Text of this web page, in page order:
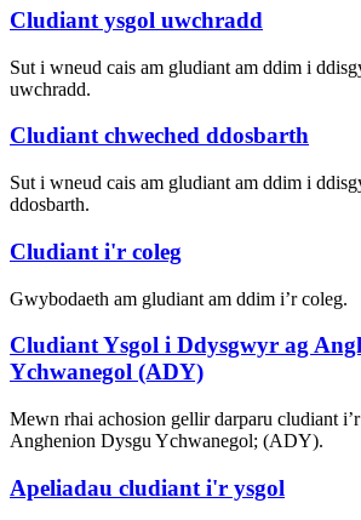
Cludiant ysgol uwchradd
Sut i wneud cais am gludiant am ddim i
uwchradd.
Cludiant chweched ddosbarth
Sut i wneud cais am gludiant am ddim i
ddosbarth.
Cludiant i'r coleg
Gwybodaeth am gludiant am ddim i’r coleg.
Cludiant Ysgol i Ddysgwyr ag
Ychwanegol (ADY)
Mewn rhai achosion gellir darparu cludiant
Anghenion Dysgu Ychwanegol; (ADY).
Apeliadau cludiant i'r ysgol